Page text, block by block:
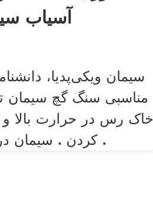
آسیاب
سیمان ویکی‌پدیا،
مناسبی سنگ گچ سیمان
خاک رس در حرارت بالا
کردن . سیمان در ایران .